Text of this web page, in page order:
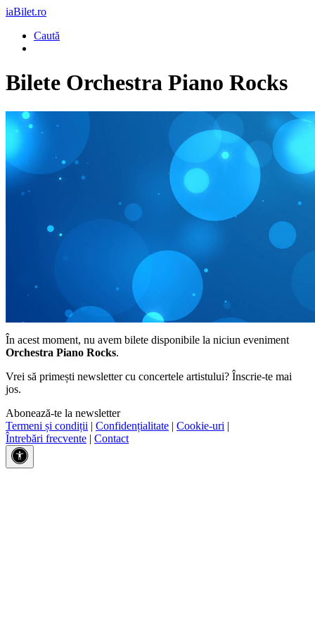
iaBilet.ro
Caută
Bilete Orchestra Piano Rocks
În acest moment, nu avem bilete disponibile la niciun eveniment
Orchestra Piano Rocks.
Vrei să primești newsletter cu concertele artistului? Înscrie-te mai
jos.
Abonează-te la newsletter
Termeni și condiții | Confidențialitate | Cookie-uri |
Întrebări frecvente | Contact